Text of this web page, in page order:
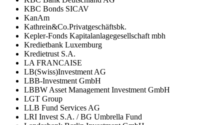
KBC Bonds SICAV
KanAm
Kathrein&Co.Privatgeschäftsbk.
Kepler-Fonds Kapitalanlagegesellschaft mbh
Kredietbank Luxemburg
Kredietrust S.A.
LA FRANCAISE
LB(Swiss)Investment AG
LBB-Investment GmbH
LBBW Asset Management Investment GmbH
LGT Group
LLB Fund Services AG
LRI Invest S.A. / BG Umbrella Fund